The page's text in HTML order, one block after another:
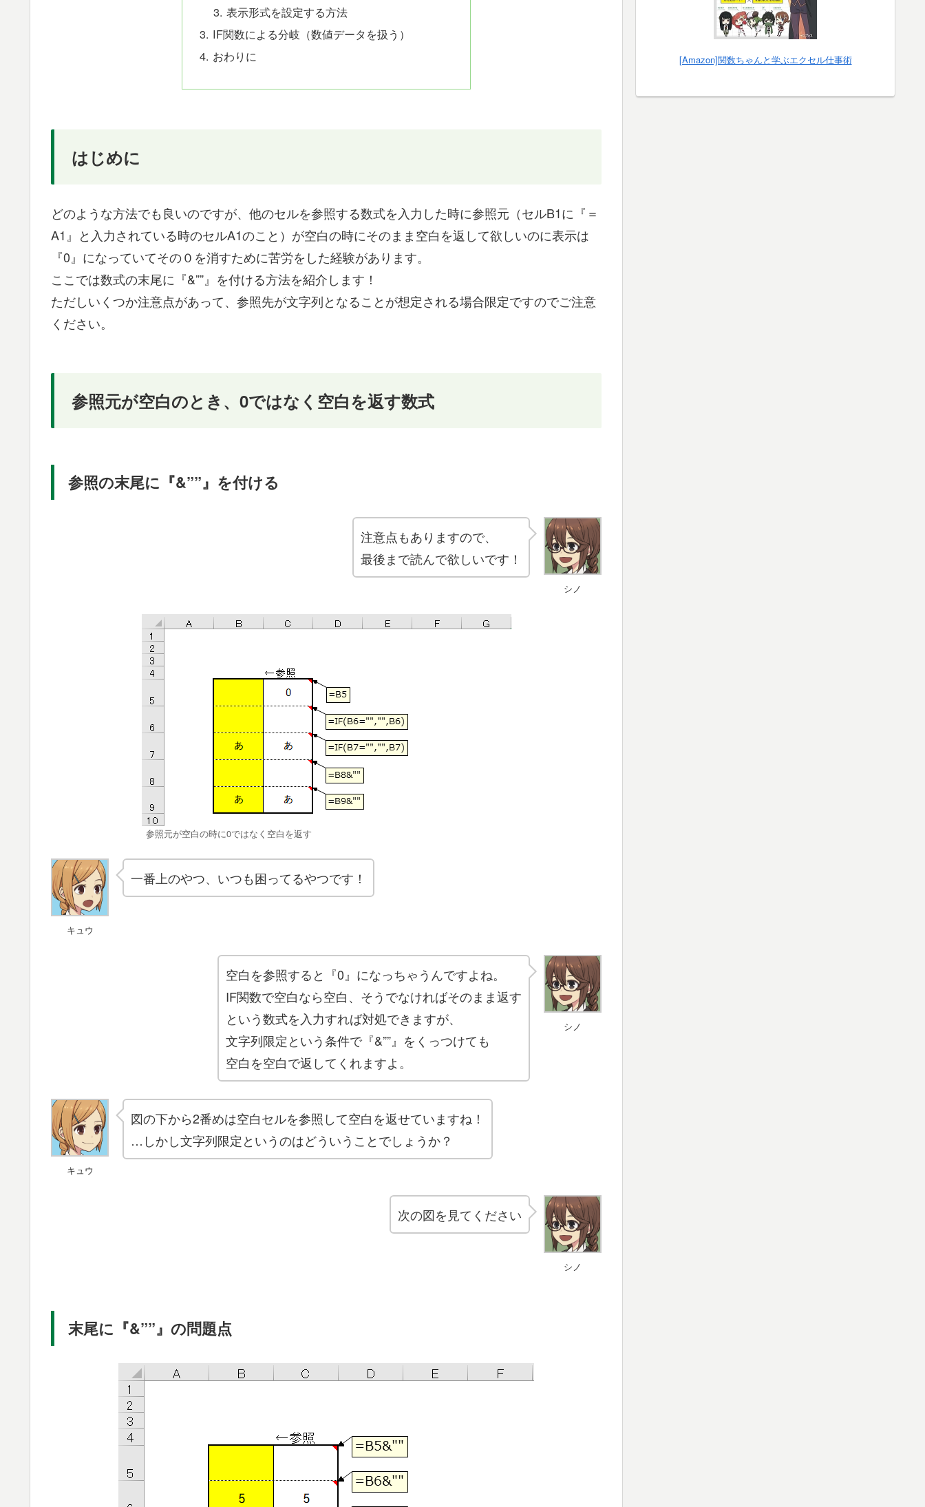
表示形式を設定する方法
IF関数による分岐（数値データを扱う）
おわりに
はじめに
どのような方法でも良いのですが、他のセルを参照する数式を入力した時に参照元（セルB1に『＝
A1』と入力されている時のセルA1のこと）が空白の時にそのまま空白を返して欲しいのに表示は
『0』になっていてその０を消すために苦労をした経験があります。
ここでは数式の末尾に『&””』を付ける方法を紹介します！
ただしいくつか注意点があって、参照先が文字列となることが想定される場合限定ですのでご注意
ください。
参照元が空白のとき、0ではなく空白を返す数式
参照の末尾に『&””』を付ける
シノ
注意点もありますので、
最後まで読んで欲しいです！
参照元が空白の時に0ではなく空白を返す
キュウ
一番上のやつ、いつも困ってるやつです！
シノ
空白を参照すると『0』になっちゃうんですよね。
IF関数で空白なら空白、そうでなければそのまま返す
という数式を入力すれば対処できますが、
文字列限定という条件で『&””』をくっつけても
空白を空白で返してくれますよ。
キュウ
図の下から2番めは空白セルを参照して空白を返せていますね！
…しかし文字列限定というのはどういうことでしょうか？
シノ
次の図を見てください
末尾に『&””』の問題点
[Amazon]関数ちゃんと学ぶエクセル仕事術